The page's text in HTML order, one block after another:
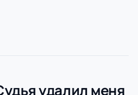
удалил меня